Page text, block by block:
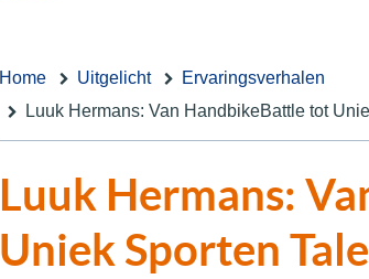
Home Uitgelicht
Ervaringsverhalen
Luuk Hermans: Van HandbikeBattle tot
Luuk Hermans:
Uniek Sporten